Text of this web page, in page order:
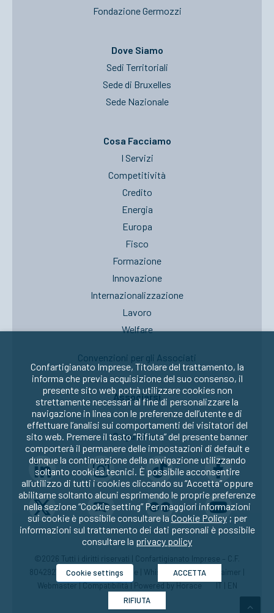
Fondazione Germozzi
Dove Siamo
Sedi Territoriali
Sede di Bruxelles
Sede Nazionale
Cosa Facciamo
I Servizi
Competitività
Credito
Energia
Europa
Fisco
Formazione
Innovazione
Internazionalizzazione
Lavoro
Welfare
Convenzioni per gli Associati
Associarsi
Seguici su:
©2026 Tutti i diritti riservati | Confartigianato Imprese – C.F.
80429270582 |Privacy|Cookie Whistleblowing|Disclaimer
Webmaster|Compatibilità| Powered by Horace IT EN
Confartigianato Imprese, Titolare del trattamento, la
informa che previa acquisizione del suo consenso, il
presente sito web potrà utilizzare cookies non
strettamente necessari al fine di personalizzare la
navigazione in linea con le preferenze dell’utente e di
effettuare l’analisi sui comportamenti dei visitatori del
sito web. Premere il tasto “Rifiuta” del presente banner
comporterà il permanere delle impostazioni di default e
dunque la continuazione della navigazione utilizzando
soltanto cookies tecnici. È possibile acconsentire
all’utilizzo di tutti i cookies cliccando su “Accetta” oppure
abilitarne soltanto alcuni esprimendo le proprie preferenze
nella sezione “Cookie setting” Per maggiori informazioni
sui cookie è possibile consultare la Cookie Policy; per
informazioni sul trattamento dei dati personali è possibile
consultare la privacy policy
Cookie settings ACCETTA
RIFIUTA